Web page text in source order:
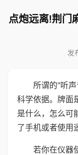
点炮远离!荆门
发
所谓的"听
科学依据。牌面
是什么，怎么可
了手机或者使用
若你在仪器